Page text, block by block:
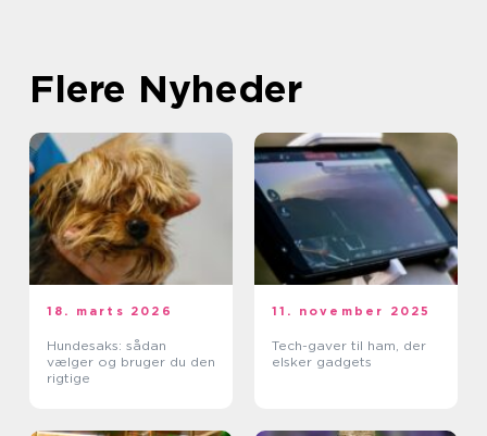
Flere Nyheder
18. marts 2026
Hundesaks: sådan
vælger og bruger du den
rigtige
11. november 2025
Tech-gaver til ham, der
elsker gadgets